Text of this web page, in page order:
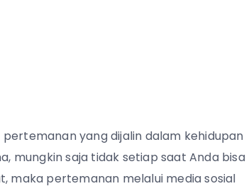
yang dijalin dalam kehidupan
mungkin saja tidak setiap saat Anda bisa
maka pertemanan melalui media sosial